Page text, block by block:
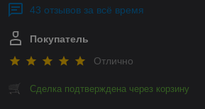
43 отзывов за всё время
Покупатель
Отлично
Сделка подтверждена через корзину